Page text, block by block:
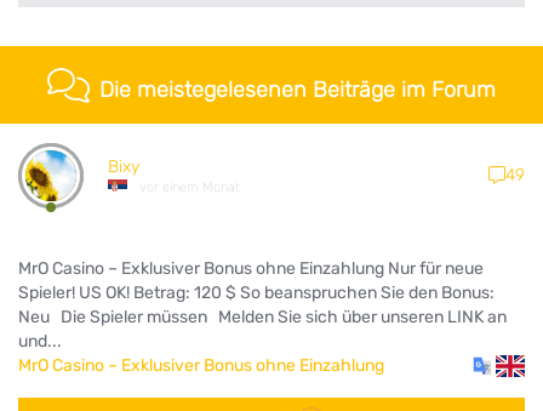
Die meistegelesenen Beiträge im Forum
Bixy
vor einem Monat
49
MrO Casino – Exklusiver Bonus ohne Einzahlung Nur für neue
Spieler! US OK! Betrag: 120 $ So beanspruchen Sie den Bonus:
Neu Die Spieler müssen Melden Sie sich über unseren LINK an
und...
MrO Casino – Exklusiver Bonus ohne Einzahlung